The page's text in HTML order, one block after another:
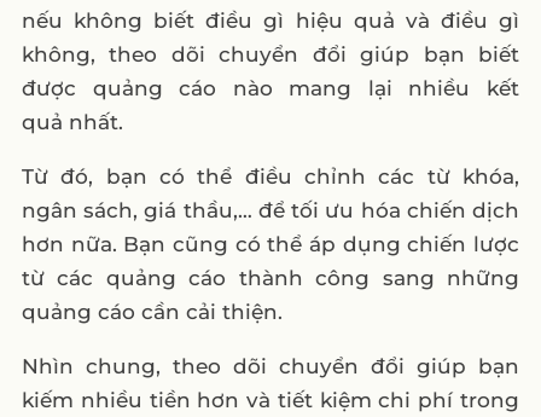
3. Cài đặt ứng dụng và chuyển đổi trong
ứng dụng
4. Chuyển đổi được tải lên hoặc ngoại
tuyến
5. Chuyển đổi cục bộ
D. Các danh mục chuyển đổi
E. Hướng dẫn chi tiết cách cài đặt chuyển đổi
1. Cách tạo chuyển đổi mới trong Google
Ads
2. Cài đặt chuyển đổi trên Google Tag
Manager
nếu không biết điều gì hiệu quả và điều gì
không, theo dõi chuyển đổi giúp bạn biết
được quảng cáo nào mang lại nhiều kết
quả nhất.
Từ đó, bạn có thể điều chỉnh các từ khóa,
ngân sách, giá thầu,… để tối ưu hóa chiến dịch
hơn nữa. Bạn cũng có thể áp dụng chiến lược
từ các quảng cáo thành công sang những
quảng cáo cần cải thiện.
Nhìn chung, theo dõi chuyển đổi giúp bạn
kiếm nhiều tiền hơn và tiết kiệm chi phí trong